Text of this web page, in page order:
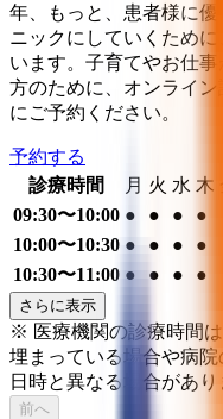
年、もっと、患者様に
ニックにしていくため
います。子育てやお仕
方のために、オンライ
にご予約ください。
予約する
診療時間
月 火 水 木
09:30〜10:00 ● ● ● ●
10:00〜10:30 ● ● ● ●
10:30〜11:00 ● ● ● ●
さらに表示
※ 医療機関の診療時間
埋まっている場合や病
日時と異なる場合があり
前へ